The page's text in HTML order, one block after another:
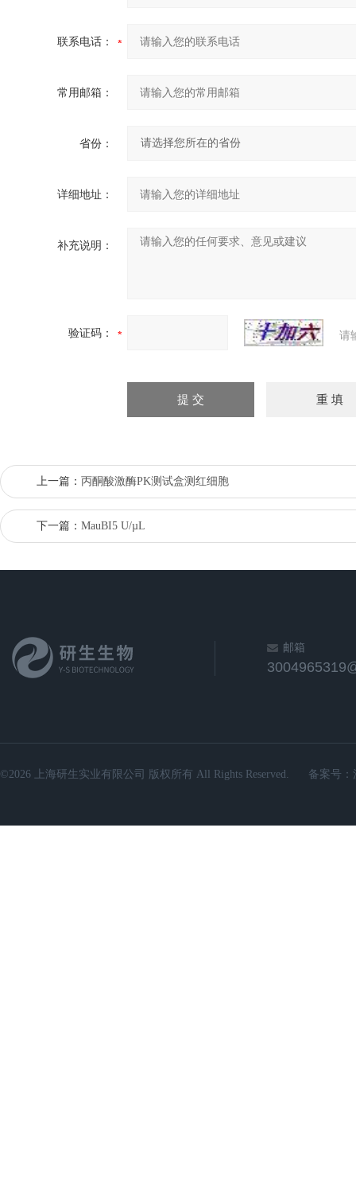
联系电话：
常用邮箱：
省份：
详细地址：
补充说明：
验证码： 请
上一篇： 丙酮酸激酶PK测试盒测红细胞
下一篇： MauBI5 U/µL
邮箱
©2026 上海研生实业有限公司 版权所有 All Rights Reserved. 备案号：